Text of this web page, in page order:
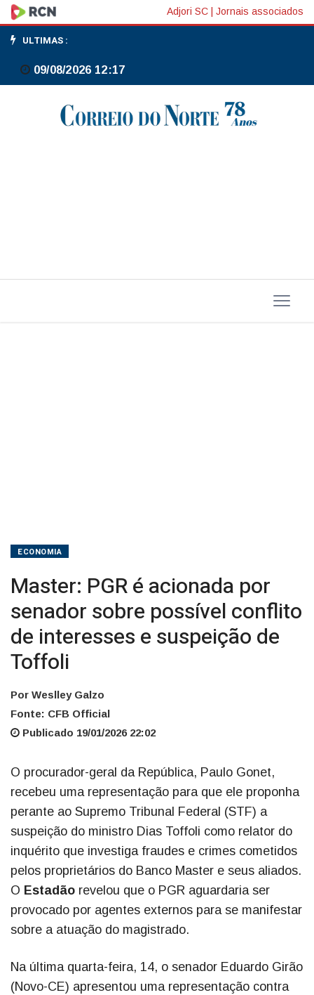
Master:
PGR
é
acionada
de
Adjori SC Jornais associados
ULTIMAS :
09/08/2026 12:17
ECONOMIA
Master: PGR é acionada por
senador sobre possível conflito
de interesses e suspeição de
Toffoli
Por Weslley Galzo
Fonte: CFB Official
Publicado 19/01/2026 22:02
O procurador-geral da República, Paulo Gonet,
recebeu uma representação para que ele proponha
perante ao Supremo Tribunal Federal (STF) a
suspeição do ministro Dias Toffoli como relator do
inquérito que investiga fraudes e crimes cometidos
pelos proprietários do Banco Master e seus aliados.
O Estadão revelou que o PGR aguardaria ser
provocado por agentes externos para se manifestar
sobre a atuação do magistrado.
Na última quarta-feira, 14, o senador Eduardo Girão
(Novo-CE) apresentou uma representação contra